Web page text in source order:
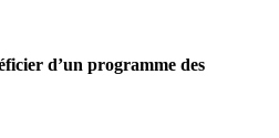
d’un programme des